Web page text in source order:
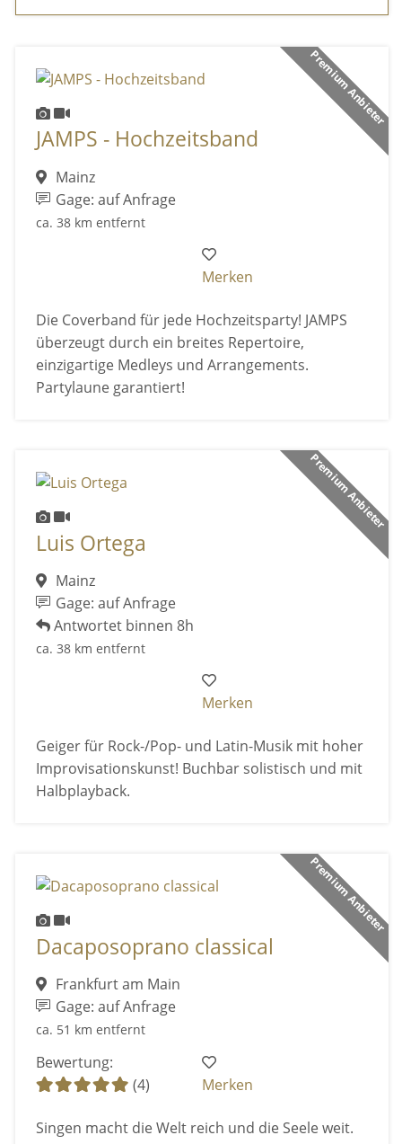
Premium Anbieter
JAMPS - Hochzeitsband
Mainz
Gage: auf Anfrage
ca. 38 km entfernt
Merken
Die Coverband für jede Hochzeitsparty! JAMPS
überzeugt durch ein breites Repertoire,
einzigartige Medleys und Arrangements.
Partylaune garantiert!
Premium Anbieter
Luis Ortega
Mainz
Gage: auf Anfrage
Antwortet binnen 8h
ca. 38 km entfernt
Merken
Geiger für Rock-/Pop- und Latin-Musik mit hoher
Improvisationskunst! Buchbar solistisch und mit
Halbplayback.
Premium Anbieter
Dacaposoprano classical
Frankfurt am Main
Gage: auf Anfrage
ca. 51 km entfernt
Bewertung:
(4)
Merken
Singen macht die Welt reich und die Seele weit.